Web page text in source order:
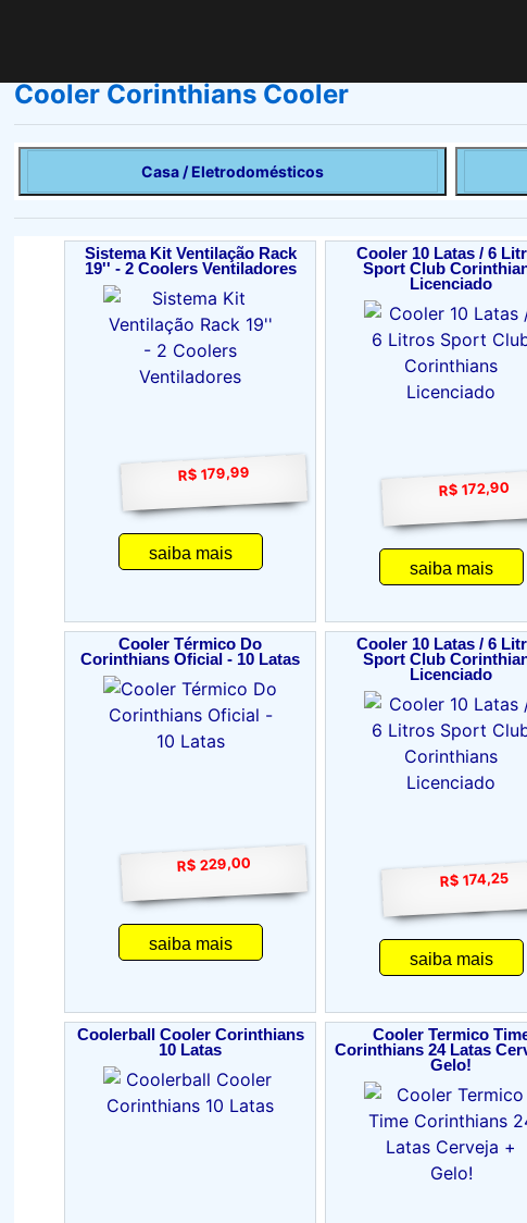
Cooler Corinthians Cooler
Casa / Eletrodomésticos
Sistema Kit Ventilação Rack
19'' - 2 Coolers Ventiladores
R$ 179,99
saiba mais
Cooler 10 Latas / 6
Sport Club
Licenciado
R$ 172,90
saiba mais
Cooler Térmico Do
Corinthians Oficial - 10 Latas
R$ 229,00
saiba mais
Cooler 10 Latas / 6
Sport Club
Licenciado
R$ 174,25
saiba mais
Coolerball Cooler Corinthians
10 Latas
Cooler Termico
Corinthians 24 Latas
Gelo!